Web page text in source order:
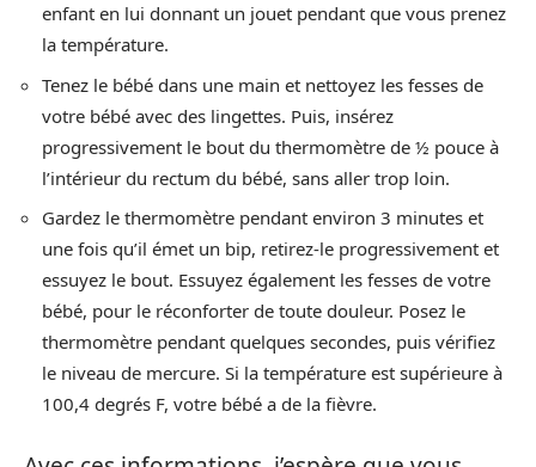
enfant en lui donnant un jouet pendant que vous prenez
la température.
Tenez le bébé dans une main et nettoyez les fesses de
votre bébé avec des lingettes. Puis, insérez
progressivement le bout du thermomètre de ½ pouce à
l’intérieur du rectum du bébé, sans aller trop loin.
Gardez le thermomètre pendant environ 3 minutes et
une fois qu’il émet un bip, retirez-le progressivement et
essuyez le bout. Essuyez également les fesses de votre
bébé, pour le réconforter de toute douleur. Posez le
thermomètre pendant quelques secondes, puis vérifiez
le niveau de mercure. Si la température est supérieure à
100,4 degrés F, votre bébé a de la fièvre.